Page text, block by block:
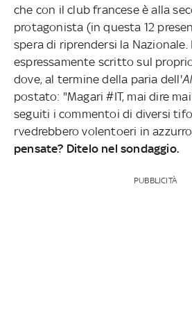
che con il club francese è alla
protagonista (in questa 12
spera di riprendersi la Nazionale.
espressamente scritto sul
dove, al termine della paria dell'
postato: "Magari #IT, mai dire
seguiti i commentoi di diversi
rvedrebbero volentoeri in azzurro.
pensate? Ditelo nel sondaggio.
PUBBLICITÀ